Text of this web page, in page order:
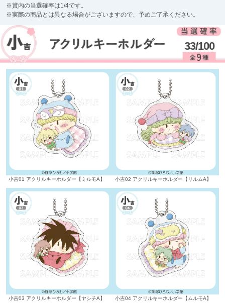
※賞内の当選確率は1/4です。
※実際の商品とは異なる場合がございますので、予めご了承ください。
33/100
小吉01 アクリルキーホルダー【ミルモA】 小吉02 アクリルキーホルダー【リルムA】
小吉03 アクリルキーホルダー【ヤシチA】 小吉04 アクリルキーホルダー【ムルモA】